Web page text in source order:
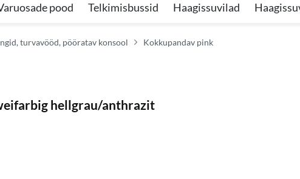
pood Telkimisbussid Haagissuvilad
turvavööd, pööratav konsool Kokkupandav pink
hellgrau/anthrazit